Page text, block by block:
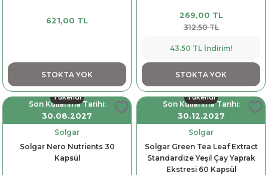
621,00 TL
STOKTA YOK
269,00 TL
312,50 TL
43.50 TL İndirim!
STOKTA YOK
Tükendi
Son Kullanma Tarihi:
30.08.2027
Solgar
Solgar Nero Nutrients 30
Kapsül
Tükendi
Son Kullanma Tarihi:
30.12.2027
Solgar
Solgar Green Tea Leaf Extract
Standardize Yeşil Çay Yaprak
Ekstresi 60 Kapsül